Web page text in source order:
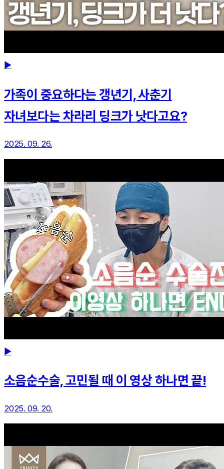
▶
가족이 중요하다는 갱년기, 사춘기
자녀보다는 차라리 딩크가 낫다고요?
2025. 09. 26.
▶
소음순수술, 고민될 때 이 영상 하나면 끝!
2025. 09. 20.